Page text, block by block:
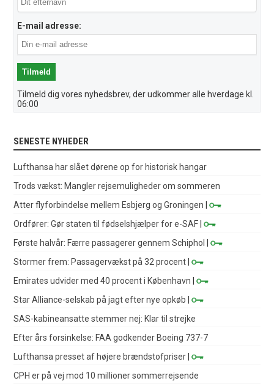
E-mail adresse:
Tilmeld dig vores nyhedsbrev, der udkommer alle hverdage kl.
06:00
SENESTE NYHEDER
Lufthansa har slået dørene op for historisk hangar
Trods vækst: Mangler rejsemuligheder om sommeren
Atter flyforbindelse mellem Esbjerg og Groningen |
Ordfører: Gør staten til fødselshjælper for e-SAF |
Første halvår: Færre passagerer gennem Schiphol
|
Stormer frem: Passagervækst på 32 procent |
Emirates udvider med 40 procent i København |
Star Alliance-selskab på jagt efter nye opkøb |
SAS-kabineansatte stemmer nej: Klar til strejke
Efter års forsinkelse: FAA godkender Boeing 737-7
Lufthansa presset af højere brændstofpriser |
CPH er på vej mod 10 millioner sommerrejsende